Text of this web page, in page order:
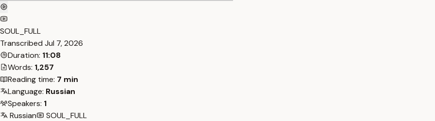
SOUL_FULL
Transcribed Jul 7, 2026
Duration: 11:08
Words: 1,257
Reading time: 7 min
Language: Russian
Speakers: 1
Russian
SOUL_FULL